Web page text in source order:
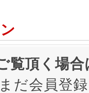
覧頂く場
まだ会員登